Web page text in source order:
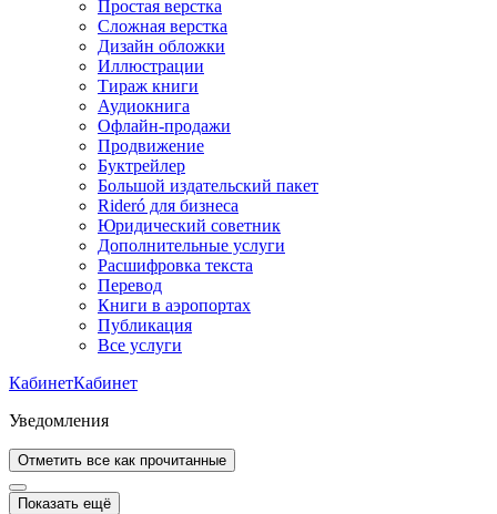
Простая верстка
Сложная верстка
Дизайн обложки
Иллюстрации
Тираж книги
Аудиокнига
Офлайн-продажи
Продвижение
Буктрейлер
Большой издательский пакет
Rideró для бизнеса
Юридический советник
Дополнительные услуги
Расшифровка текста
Перевод
Книги в аэропортах
Публикация
Все услуги
КабинетКабинет
Уведомления
Отметить все как прочитанные
Показать ещё